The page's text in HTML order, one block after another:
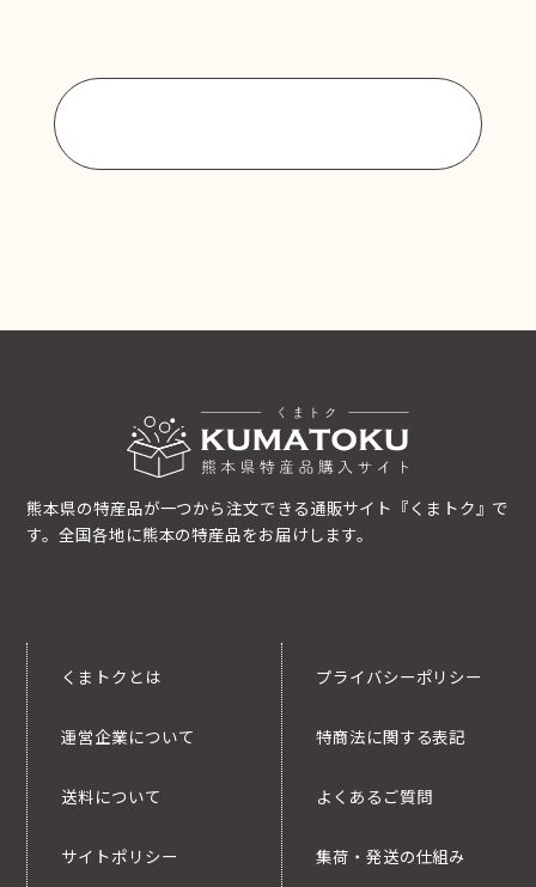
熊本県の特産品が一つから注文できる通販サイト『くまトク』で
す。全国各地に熊本の特産品をお届けします。
くまトクとは
運営企業について
送料について
サイトポリシー
プライバシーポリシー
特商法に関する表記
よくあるご質問
集荷・発送の仕組み